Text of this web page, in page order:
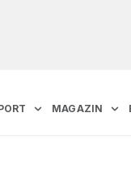
MAGAZIN